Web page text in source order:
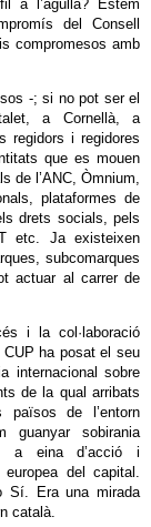
a l’agulla? Estem
del Consell
compromesos amb
-; si no pot ser el
a Cornellà, a
regidors i regidores
que es mouen
de l’ANC, Òmnium,
plataformes de
drets socials, pels
etc. Ja existeixen
subcomarques
actuar al carrer de
i la col·laboració
CUP ha posat el seu
internacional sobre
de la qual arribats
de l’entorn
guanyar sobirania
a eina d’acció i
del capital.
Sí. Era una mirada
català.